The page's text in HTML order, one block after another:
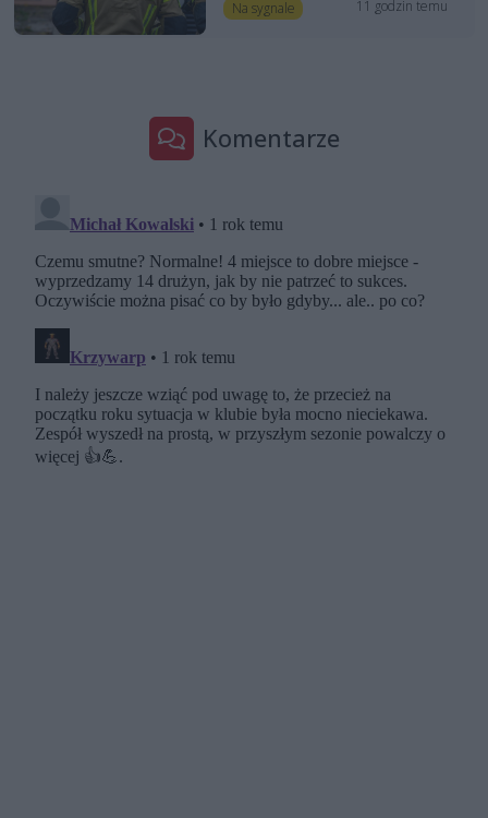
Na sygnale 11 godzin temu
Komentarze